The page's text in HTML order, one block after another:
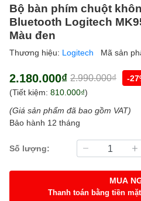
Bộ bàn phím chuột
Bluetooth Logitech
Màu đen
Thương hiệu: Logitech Mã sản
2.180.000₫ 2.990.000₫
-
(Tiết kiệm: 810.000₫)
(Giá sản phẩm đã bao gồm VAT)
Bảo hành 12 tháng
Số lượng:
MUA
Thanh toán bằng tiền